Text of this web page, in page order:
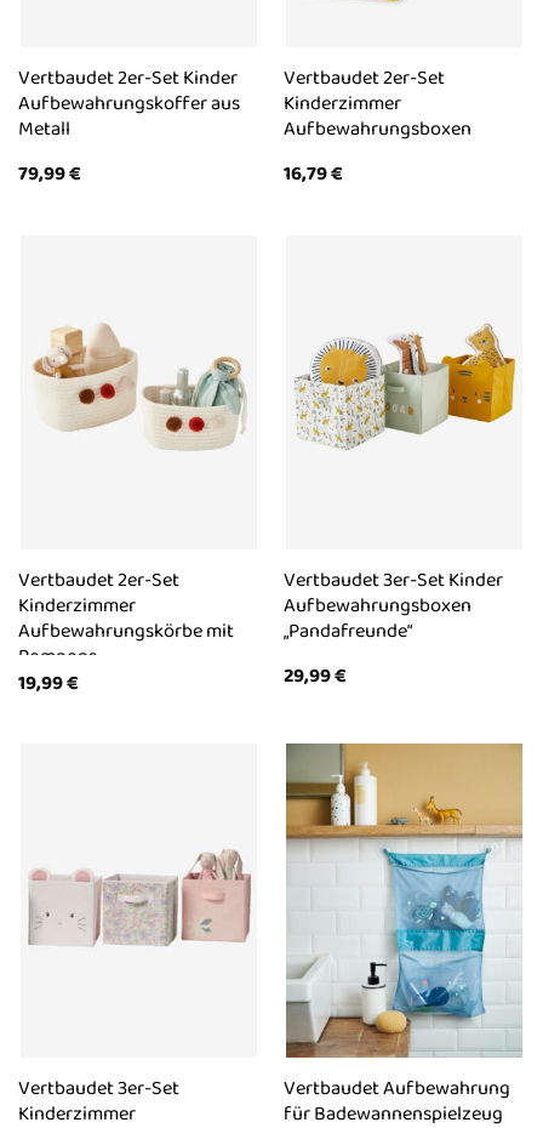
Vertbaudet 2er-Set Kinder
Aufbewahrungskoffer aus
Metall
79,99€
Vertbaudet 2er-Set
Kinderzimmer
Aufbewahrungsboxen
16,79€
Vertbaudet 2er-Set
Kinderzimmer
Aufbewahrungskörbe mit
Pompons
19,99€
Vertbaudet 3er-Set Kinder
Aufbewahrungsboxen
„Pandafreunde“
29,99€
Vertbaudet 3er-Set
Kinderzimmer
Vertbaudet Aufbewahrung
für Badewannenspielzeug